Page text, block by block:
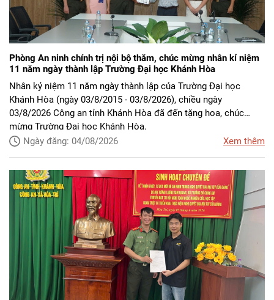
Phòng An ninh chính trị nội bộ thăm, chúc mừng nhân kỉ niệm
11 năm ngày thành lập Trường Đại học Khánh Hòa
Nhân kỷ niệm 11 năm ngày thành lập của Trường Đại học
Khánh Hòa (ngày 03/8/2015 - 03/8/2026), chiều ngày
03/8/2026 Công an tỉnh Khánh Hòa đã đến tặng hoa, chúc
mừng Trường Đại học Khánh Hòa.
Ngày đăng: 04/08/2026
Xem thêm